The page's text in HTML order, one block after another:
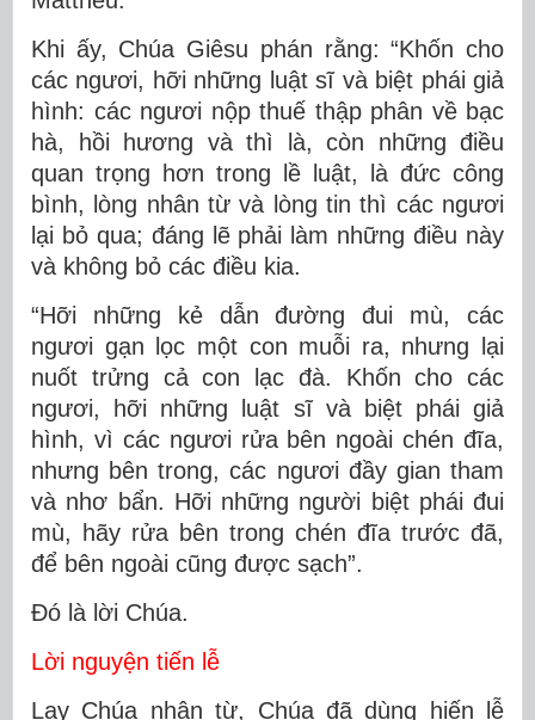
Khi ấy, Chúa Giêsu phán rằng: “Khốn cho
các ngươi, hỡi những luật sĩ và biệt phái giả
hình: các ngươi nộp thuế thập phân về bạc
hà, hồi hương và thì là, còn những điều
quan trọng hơn trong lề luật, là đức công
bình, lòng nhân từ và lòng tin thì các ngươi
lại bỏ qua; đáng lẽ phải làm những điều này
và không bỏ các điều kia.
“Hỡi những kẻ dẫn đường đui mù, các
ngươi gạn lọc một con muỗi ra, nhưng lại
nuốt trửng cả con lạc đà. Khốn cho các
ngươi, hỡi những luật sĩ và biệt phái giả
hình, vì các ngươi rửa bên ngoài chén đĩa,
nhưng bên trong, các ngươi đầy gian tham
và nhơ bẩn. Hỡi những người biệt phái đui
mù, hãy rửa bên trong chén đĩa trước đã,
để bên ngoài cũng được sạch”.
Ðó là lời Chúa.
Lời nguyện tiến lễ
Lạy Chúa nhân từ, Chúa đã dùng hiến lễ